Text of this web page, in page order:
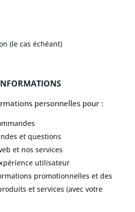
(le cas échéant)
personnelles pour :
et questions
et nos services
utilisateur
promotionnelles et des
et services (avec votre